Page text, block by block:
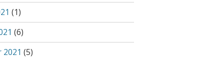
(1)
(6)
2021 (5)